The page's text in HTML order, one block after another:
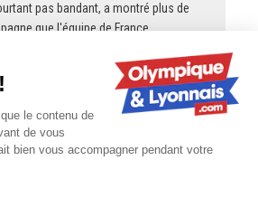
pas bandant, a montré plus de
que l'équipe de France
: en cas de départ de Šulc, l'OL
tout l'argent
aussi cher que Tolisso,
millions d'euros dans les caisses. Au